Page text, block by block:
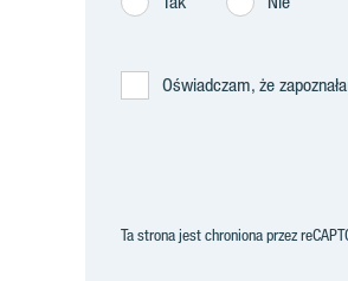
Oświadczam, że
Ta strona jest chroniona przez